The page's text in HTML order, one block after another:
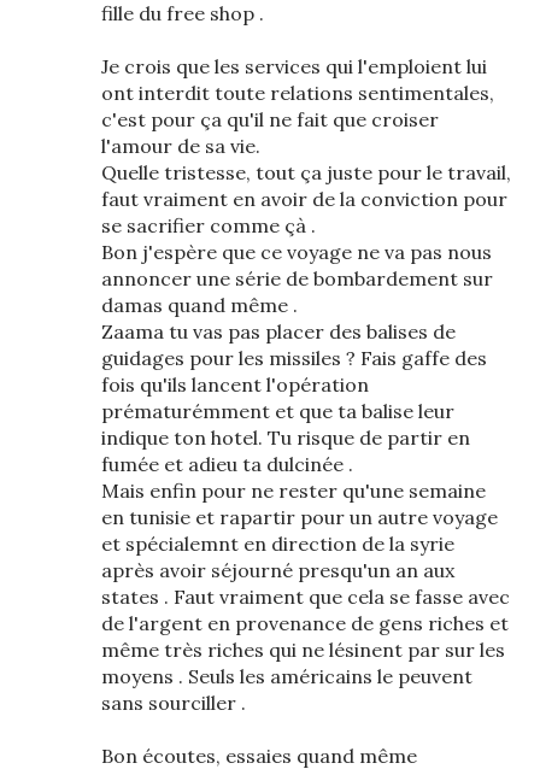
fille du free shop .
Je crois que les services qui l'emploient lui
ont interdit toute relations sentimentales,
c'est pour ça qu'il ne fait que croiser
l'amour de sa vie.
Quelle tristesse, tout ça juste pour le travail,
faut vraiment en avoir de la conviction pour
se sacrifier comme çà .
Bon j'espère que ce voyage ne va pas nous
annoncer une série de bombardement sur
damas quand même .
Zaama tu vas pas placer des balises de
guidages pour les missiles ? Fais gaffe des
fois qu'ils lancent l'opération
prématurémment et que ta balise leur
indique ton hotel. Tu risque de partir en
fumée et adieu ta dulcinée .
Mais enfin pour ne rester qu'une semaine
en tunisie et rapartir pour un autre voyage
et spécialemnt en direction de la syrie
après avoir séjourné presqu'un an aux
states . Faut vraiment que cela se fasse avec
de l'argent en provenance de gens riches et
même très riches qui ne lésinent par sur les
moyens . Seuls les américains le peuvent
sans sourciller .
Bon écoutes, essaies quand même